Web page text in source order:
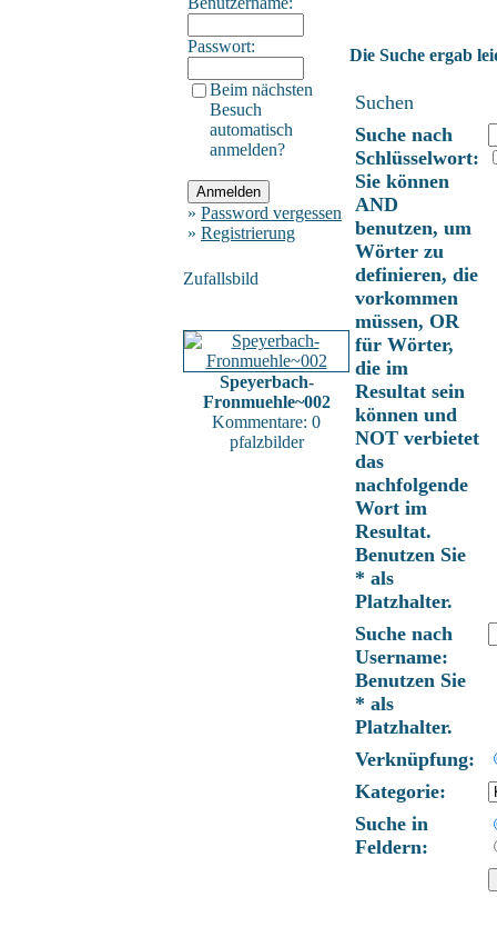
Passwort:
Beim nächsten
Besuch
automatisch
anmelden?
» Password vergessen
» Registrierung
Zufallsbild
Speyerbach-
Fronmuehle~002
Kommentare: 0
pfalzbilder
Die Suche ergab
Suchen
Suche nach
Schlüsselwort:
Sie können
AND
benutzen, um
Wörter zu
definieren, die
vorkommen
müssen, OR
für Wörter,
die im
Resultat sein
können und
NOT verbietet
das
nachfolgende
Wort im
Resultat.
Benutzen Sie
* als
Platzhalter.
Suche nach
Username:
Benutzen Sie
* als
Platzhalter.
Verknüpfung:
Kategorie:
Suche in
Feldern: